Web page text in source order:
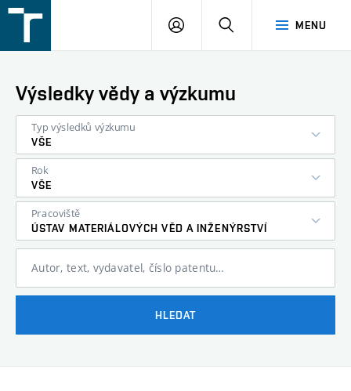
v
MENU
PŘIHLÁŠENÍ
Výsledky vědy a výzkumu
Typ výsledků výzkumu
VŠE
Rok
VŠE
Pracoviště
ÚSTAV MATERIÁLOVÝCH VĚD A INŽENÝRSTVÍ
Autor, text, vydavatel, číslo patentu…
HLEDAT